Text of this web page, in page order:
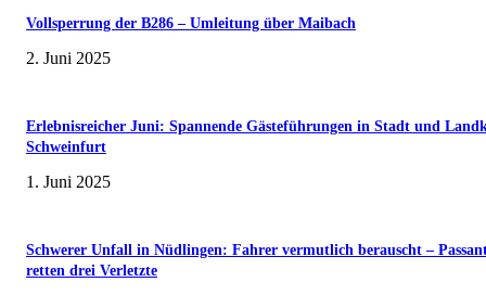
Vollsperrung der B286 – Umleitung über Maibach
2. Juni 2025
Erlebnisreicher Juni: Spannende Gästeführungen in Stadt und
Schweinfurt
1. Juni 2025
Schwerer Unfall in Nüdlingen: Fahrer vermutlich berauscht –
retten drei Verletzte